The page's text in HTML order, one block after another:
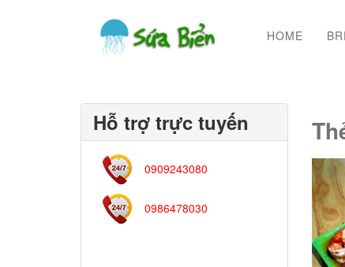
HOME
Hỗ trợ trực tuyến
0909243080
0986478030